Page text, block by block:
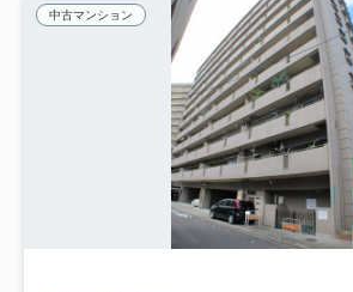
中古マンション